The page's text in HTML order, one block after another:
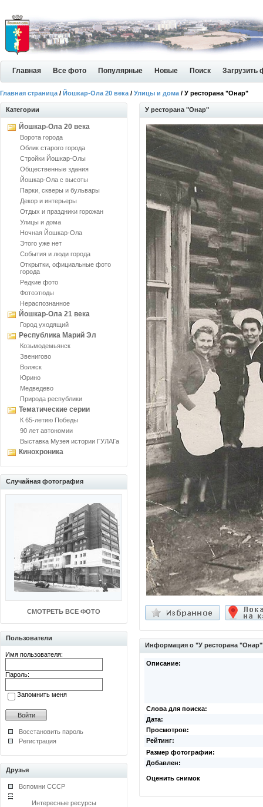
Главная Все фото Популярные Новые Поиск Загрузить
Главная страница / Йошкар-Ола 20 века / Улицы и дома / У ресторана "Онар"
Категории
Йошкар-Ола 20 века
Ворота города
Облик старого города
Стройки Йошкар-Олы
Общественные здания
Йошкар-Ола с высоты
Парки, скверы и бульвары
Декор и интерьеры
Отдых и праздники горожан
Улицы и дома
Ночная Йошкар-Ола
Этого уже нет
События и люди города
Открытки, официальные фото
города
Редкие фото
Фотоэтюды
Нераспознанное
Йошкар-Ола 21 века
Город уходящий
Республика Марий Эл
Козьмодемьянск
Звенигово
Волжск
Юрино
Медведево
Природа республики
Тематические серии
К 65-летию Победы
90 лет автономии
Выставка Музея истории ГУЛАГа
Кинохроника
Случайная фотография
СМОТРЕТЬ ВСЕ ФОТО
Пользователи
Имя пользователя:
Пароль:
Запомнить меня
Восстановить пароль
Регистрация
Друзья
Вспомни СССР
Интересные ресурсы
У ресторана "Онар"
Информация о "У ресторана
Описание:
Слова для поиска:
Дата:
Просмотров:
Рейтинг:
Размер фотографии:
Добавлен:
Оценить снимок